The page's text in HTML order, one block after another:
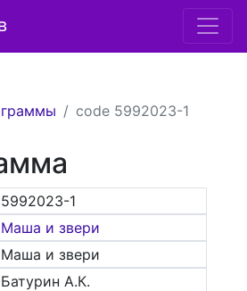
code 5992023-1
5992023-1
Маша и звери
Маша и звери
Батурин А.К.